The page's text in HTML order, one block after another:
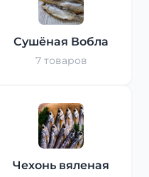
Сушёная Вобла
7 товаров
Чехонь вяленая